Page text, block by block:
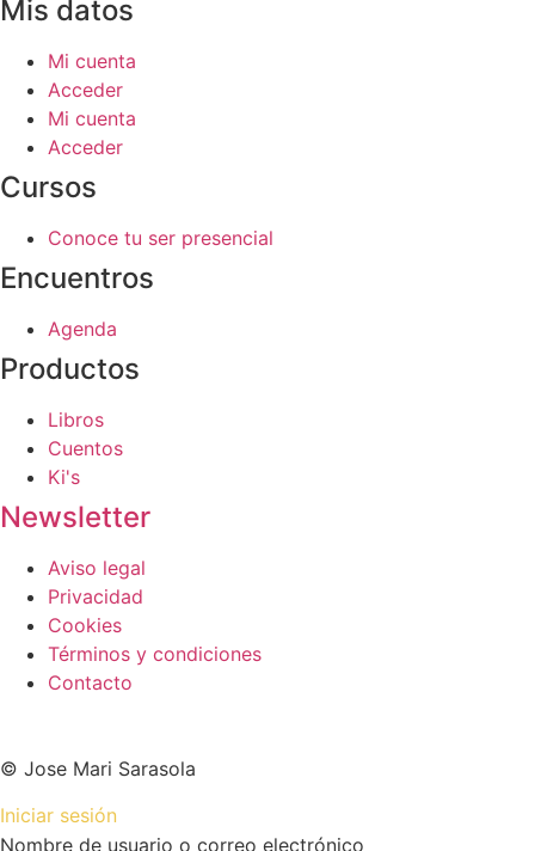
Mis datos
Mi cuenta
Acceder
Mi cuenta
Acceder
Cursos
Conoce tu ser presencial
Encuentros
Agenda
Productos
Libros
Cuentos
Ki's
Newsletter
Aviso legal
Privacidad
Cookies
Términos y condiciones
Contacto
© Jose Mari Sarasola
Iniciar sesión
Nombre de usuario o correo electrónico